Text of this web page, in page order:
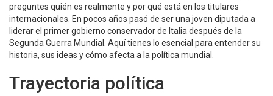
preguntes quién es realmente y por qué está en los titulares
internacionales. En pocos años pasó de ser una joven diputada a
liderar el primer gobierno conservador de Italia después de la
Segunda Guerra Mundial. Aquí tienes lo esencial para entender su
historia, sus ideas y cómo afecta a la política mundial.
Trayectoria política